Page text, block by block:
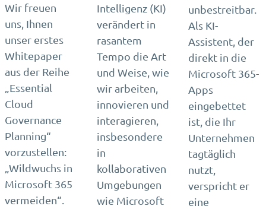
Wir freuen
uns, Ihnen
unser erstes
Whitepaper
aus der Reihe
„Essential
Cloud
Governance
Planning“
vorzustellen:
„Wildwuchs in
Microsoft 365
vermeiden“.
Intelligenz (KI)
verändert in
rasantem
Tempo die Art
und Weise, wie
wir arbeiten,
innovieren und
interagieren,
insbesondere
in
kollaborativen
Umgebungen
wie Microsoft
unbestreitbar.
Als KI-
Assistent, der
direkt in die
Microsoft 365-
Apps
eingebettet
ist, die Ihr
Unternehmen
tagtäglich
nutzt,
verspricht er
eine